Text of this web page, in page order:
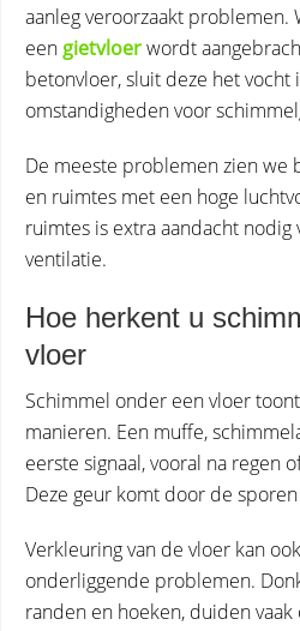
aanleg veroorzaakt problemen.
een gietvloerwordt
betonvloer, sluit deze het
omstandigheden voor
De meeste problemen zien we
en ruimtes met een hoge
ruimtes is extra aandacht
ventilatie.
Hoe herkent u
vloer
Schimmel onder een vloer
manieren. Een muffe,
eerste signaal, vooral na regen
Deze geur komt door de
Verkleuring van de vloer kan
onderliggende problemen.
randen en hoeken, duiden